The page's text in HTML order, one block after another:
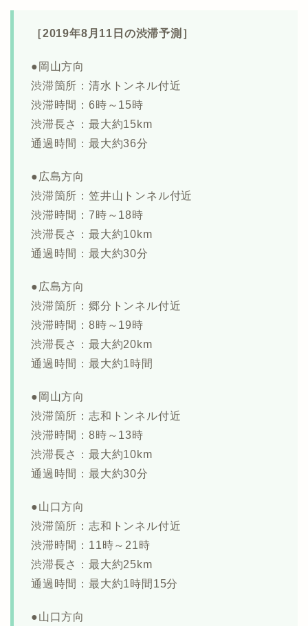
［2019年8月11日の渋滞予測］
●岡山方向
渋滞箇所：清水トンネル付近
渋滞時間：6時～15時
渋滞長さ：最大約15km
通過時間：最大約36分
●広島方向
渋滞箇所：笠井山トンネル付近
渋滞時間：7時～18時
渋滞長さ：最大約10km
通過時間：最大約30分
●広島方向
渋滞箇所：郷分トンネル付近
渋滞時間：8時～19時
渋滞長さ：最大約20km
通過時間：最大約1時間
●岡山方向
渋滞箇所：志和トンネル付近
渋滞時間：8時～13時
渋滞長さ：最大約10km
通過時間：最大約30分
●山口方向
渋滞箇所：志和トンネル付近
渋滞時間：11時～21時
渋滞長さ：最大約25km
通過時間：最大約1時間15分
●山口方向